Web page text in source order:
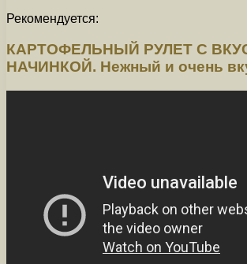
Рекомендуется:
КАРТОФЕЛЬНЫЙ РУЛЕТ С
НАЧИНКОЙ. Нежный и очень